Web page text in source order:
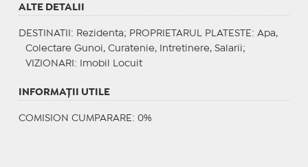
ALTE DETALII
DESTINATII : Rezidenta; PROPRIETARUL PLATESTE : Apa,
Colectare Gunoi, Curatenie, Intretinere, Salarii;
VIZIONARI : Imobil Locuit
INFORMAŢII UTILE
COMISION CUMPARARE: 0%